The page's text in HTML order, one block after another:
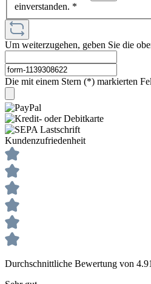
einverstanden. *
Um weiterzugehen, geben Sie die
Die mit einem Stern (*) markierten
Kundenzufriedenheit
Durchschnittliche Bewertung von